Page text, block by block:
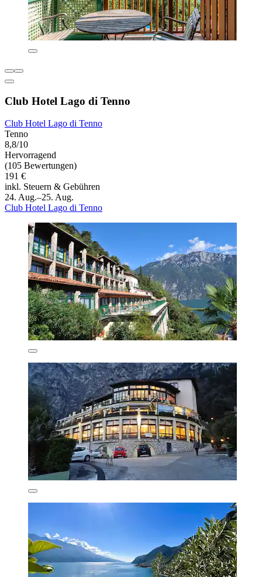
Club Hotel Lago di Tenno
Club Hotel Lago di Tenno
Tenno
8,8/10
Hervorragend
(105 Bewertungen)
191 €
inkl. Steuern & Gebühren
24. Aug.–25. Aug.
Club Hotel Lago di Tenno